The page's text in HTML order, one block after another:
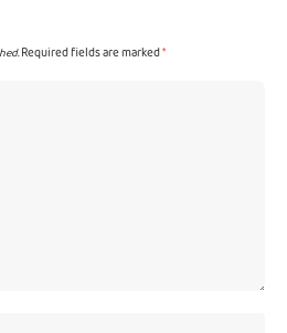
Required fields are marked*